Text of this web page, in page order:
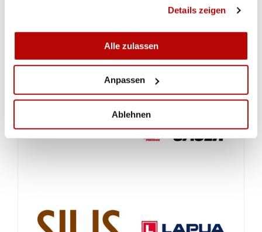
Details zeigen
Alle zulassen
Anpassen
Ablehnen